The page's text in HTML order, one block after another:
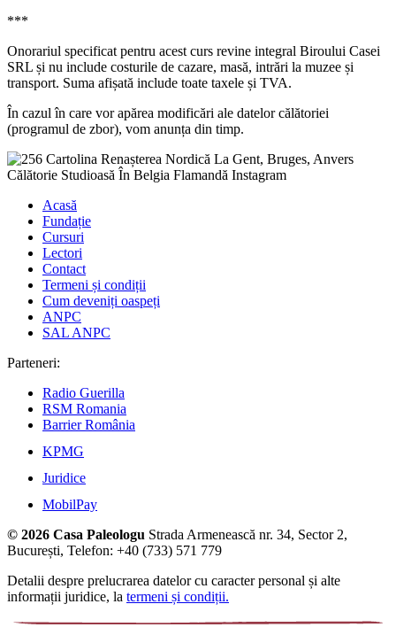
***
Onorariul specificat pentru acest curs revine integral Biroului Casei
SRL și nu include costurile de cazare, masă, intrări la muzee și
transport. Suma afișată include toate taxele și TVA.
În cazul în care vor apărea modificări ale datelor călătoriei
(programul de zbor), vom anunța din timp.
Acasă
Fundație
Cursuri
Lectori
Contact
Termeni și condiții
Cum deveniți oaspeți
ANPC
SAL ANPC
Parteneri:
Radio Guerilla
RSM Romania
Barrier România
KPMG
Juridice
MobilPay
© 2026 Casa Paleologu Strada Armenească nr. 34, Sector 2,
București, Telefon: +40 (733) 571 779
Detalii despre prelucrarea datelor cu caracter personal și alte
informații juridice, la termeni și condiții.